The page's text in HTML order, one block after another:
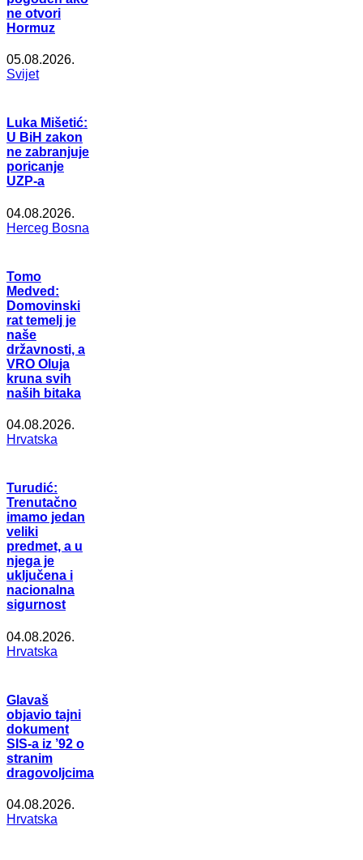
ne otvori
Hormuz
05.08.2026.
Svijet
Luka Mišetić:
U BiH zakon
ne zabranjuje
poricanje
UZP-a
04.08.2026.
Herceg Bosna
Tomo
Medved:
Domovinski
rat temelj je
naše
državnosti, a
VRO Oluja
kruna svih
naših bitaka
04.08.2026.
Hrvatska
Turudić:
Trenutačno
imamo jedan
veliki
predmet, a u
njega je
uključena i
nacionalna
sigurnost
04.08.2026.
Hrvatska
Glavaš
objavio tajni
dokument
SIS-a iz ’92 o
stranim
dragovoljcima
04.08.2026.
Hrvatska